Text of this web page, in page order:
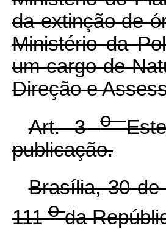
da extinção de
Ministério da
um cargo de
Direção e
Art. 3o
publicação.
Brasília, 30
111oda